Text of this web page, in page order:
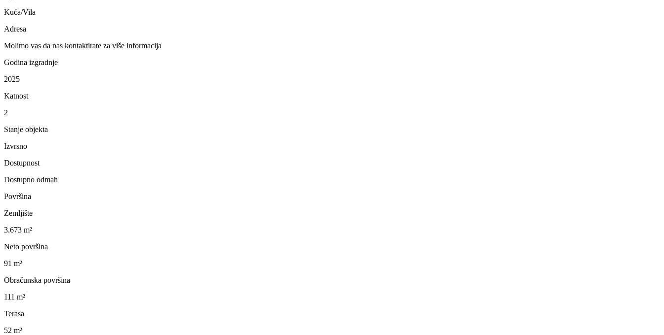
Kuća/Vila
Adresa
Molimo vas da nas kontaktirate za više informacija
Godina izgradnje
2025
Katnost
2
Stanje objekta
Izvrsno
Dostupnost
Dostupno odmah
Površina
Zemljište
3.673 m²
Neto površina
91 m²
Obračunska površina
111 m²
Terasa
52 m²